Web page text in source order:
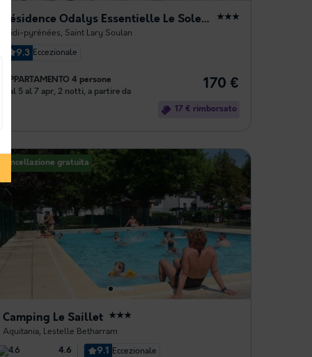
Résidence Odalys Essentielle Le Soleil d'Aure ★★★
Midi-pyrénées, Saint Lary Soulan
9.3 Eccezionale
APPARTAMENTO 4 persone
Dal 5 al 7 apr, 2 notti, a partire da
170 €
17 € rimborsato
Cancellazione gratuita
Camping Le Saillet ★★★
Aquitania, Lestelle Betharram
4.6 9.1 Eccezionale